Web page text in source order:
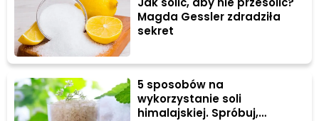
sposobów, jak usunąć sól z butów i przywrócić im
pierwotny wygląd.
Magda Gessler zdradziła
sekret
5 sposobów na
wykorzystanie soli
himalajskiej. Spróbuj,